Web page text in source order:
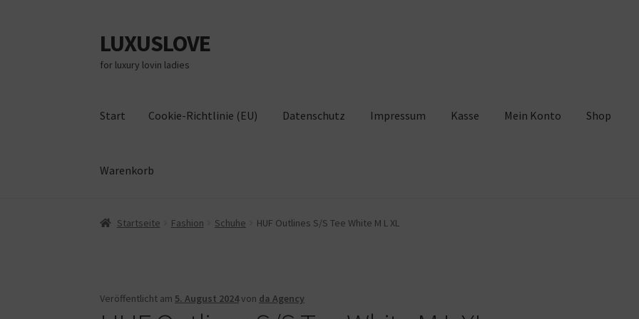
Zur
Navigation
springen
Zum
Inhalt
springen
LUXUSLOVE
for luxury lovin ladies
Start Cookie-Richtlinie (EU) Datenschutz Impressum Kasse Mein Konto Shop
Warenkorb
Start Cookie-Richtlinie (EU) Datenschutz Impressum Kasse Mein Konto
Startseite Fashion Schuhe HUF Outlines S/S Tee White M L XL
Veröffentlicht am5. August 2024von da Agency